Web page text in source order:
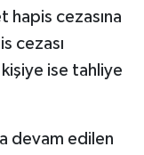
hapis cezasına
cezası
ise tahliye
devam edilen